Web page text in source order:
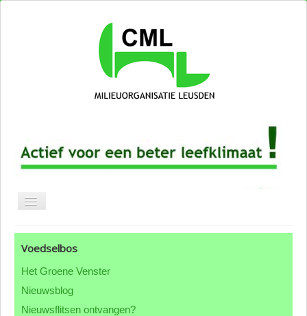
Blog CML
ANBI
Voedselbos
Het Groene Venster
Nieuwsblog
Nieuwsflitsen ontvangen?